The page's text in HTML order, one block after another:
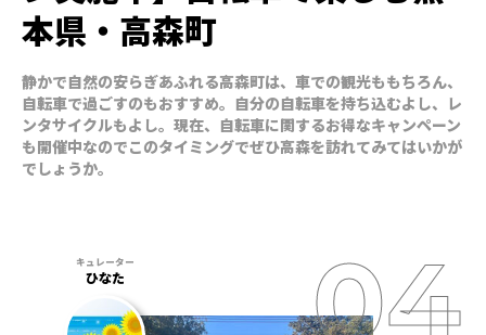
本県・高森町
静かで自然の安らぎあふれる高森町は、車での観光ももちろん、
自転車で過ごすのもおすすめ。自分の自転車を持ち込むよし、レ
ンタサイクルもよし。現在、自転車に関するお得なキャンペーン
も開催中なのでこのタイミングでぜひ高森を訪れてみてはいかが
でしょうか。
ひなた